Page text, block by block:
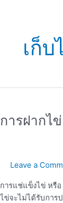
เก็บ
การฝากไ
Leave a
การแช่แข็งไข่ หรื
ไข่จะไม่ได้รับการ
ไข่
ใหม่